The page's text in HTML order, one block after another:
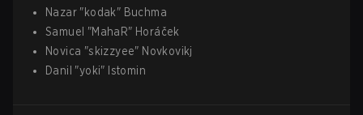
Nazar "kodak" Buchma
Samuel "MahaR" Horáček
Novica "skizzyee" Novkovikj
Danil "yoki" Istomin